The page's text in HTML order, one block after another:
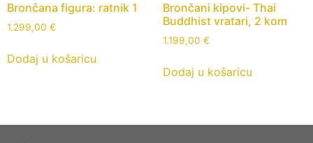
Brončana figura: ratnik 1
1.299,00 €
Dodaj u košaricu
Brončani kipovi- Thai
Buddhist vratari, 2 kom
1.199,00 €
Dodaj u košaricu